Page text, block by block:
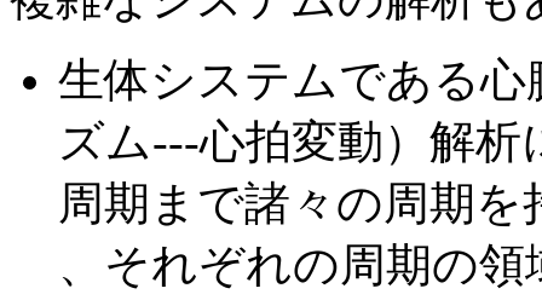
生体システムである
ズム---心拍変動）解
周期まで諸々の周期
、それぞれの周期の